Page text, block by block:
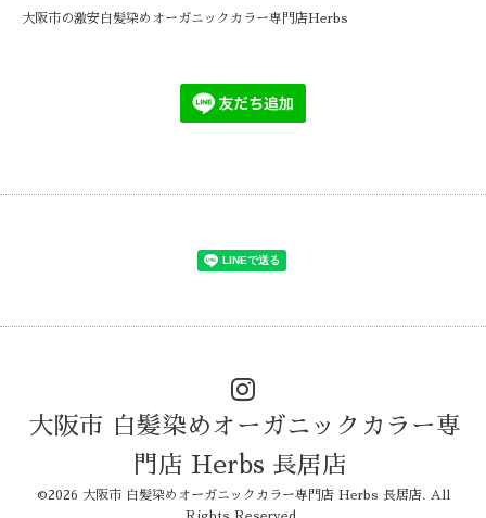
大阪市の激安白髪染めオーガニックカラー専門店Herbs
大阪市 白髪染めオーガニックカラー専
門店 Herbs 長居店
©2026 大阪市 白髪染めオーガニックカラー専門店 Herbs 長居店. All